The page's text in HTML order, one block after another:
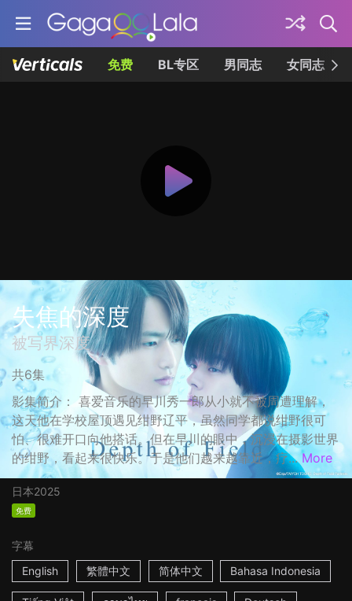
免费 BL专区 男同志 女同志
失焦的深度
被写界深度
共6集
影集简介： 喜爱音乐的早川秀一郎从小就不被周遭理解，
这天他在学校屋顶遇见绀野辽平，虽然同学都说绀野很可
怕、很难开口向他搭话。但在早川的眼中，沉浸在摄影世界
的绀野，看起来很快乐。于是他们越来越靠近，疗... More
日本2025
免费
字幕
English
繁體中文 简体中文 Bahasa Indonesia